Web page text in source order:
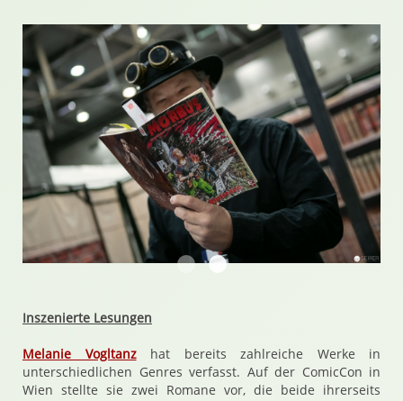
Werner Skibar liest aus Morbus
Pulp in Reinkultur
Inszenierte Lesungen
Melanie Vogltanzhat bereits zahlreiche Werke in
unterschiedlichen Genres verfasst. Auf der ComicCon in
Wien stellte sie zwei Romane vor, die beide ihrerseits